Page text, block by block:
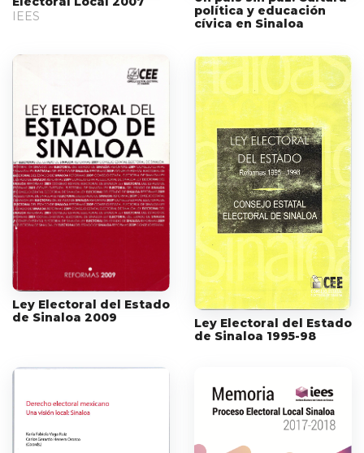
IEES
política y educación
cívica en Sinaloa
Ley Electoral del Estado
de Sinaloa 2009
Ley Electoral del Estado
de Sinaloa 1995-98